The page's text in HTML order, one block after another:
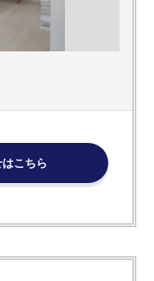
こちら